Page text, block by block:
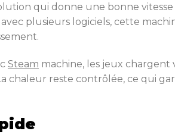
qui donne une bonne
plusieurs logiciels, cette
Steam machine, les jeux chargent
chaleur reste contrôlée, ce qui